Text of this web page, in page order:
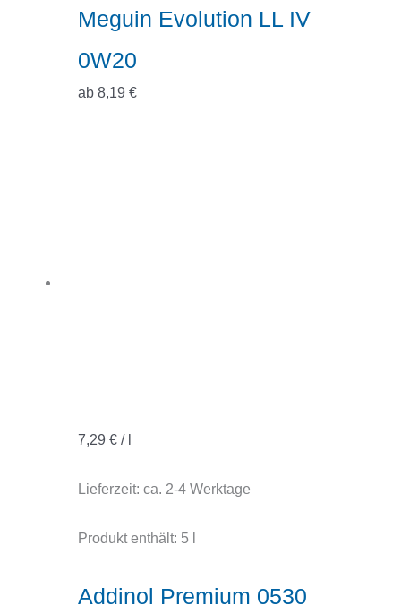
Meguin Evolution LL IV
0W20
ab 8,19 €
7,29 €/
Lieferzeit: ca. 2-4 Werktage
Produkt enthält: 5
Addinol Premium 0530